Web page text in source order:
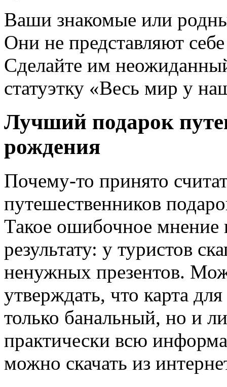
Ваши знакомые или
Они не представляют
Сделайте им
статуэтку «Весь мир у
Лучший подарок
рождения
Почему-то принято
путешественников
Такое ошибочное мнение
результату: у туристов
ненужных презентов.
утверждать, что карта
только банальный, но и
практически всю
можно скачать из